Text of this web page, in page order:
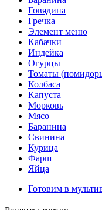
Говядина
Гречка
Элемент меню
Кабачки
Индейка
Огурцы
Томаты
Колбаса
Капуста
Морковь
Мясо
Баранина
Свинина
Курица
Фарш
Яйца
Готовим в